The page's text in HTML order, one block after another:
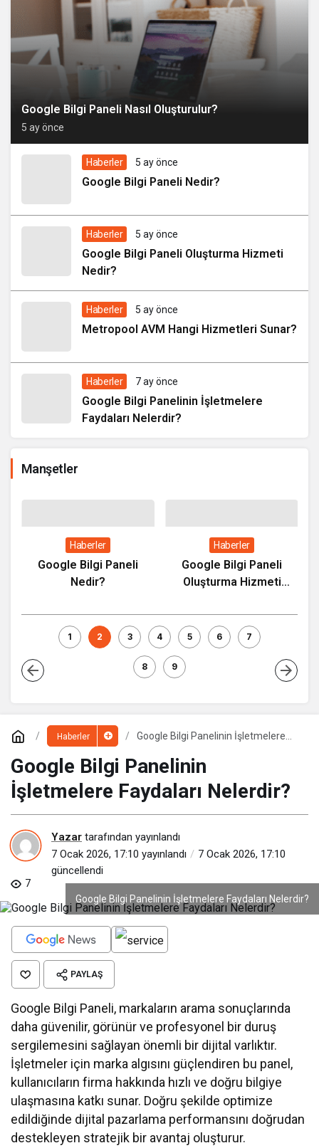
Google Bilgi Paneli Nasıl Oluşturulur?
5 ay önce
Haberler 5 ay önce
Google Bilgi Paneli Nedir?
Haberler 5 ay önce
Google Bilgi Paneli Oluşturma Hizmeti
Nedir?
Haberler 5 ay önce
Metropool AVM Hangi Hizmetleri Sunar?
Haberler 7 ay önce
Google Bilgi Panelinin İşletmelere
Faydaları Nelerdir?
Manşetler
Haberler
Google Bilgi Paneli
Nedir?
Haberler
Google Bilgi Paneli
Oluşturma Hizmeti
1 2 3 4 5 6 7
8 9
Haberler
Google Bilgi Panelinin İşletmelere
Google Bilgi Panelinin
İşletmelere Faydaları Nelerdir?
Yazar tarafından yayınlandı
7 Ocak 2026, 17:10 yayınlandı
7 Ocak 2026, 17:10
güncellendi
7
Google Bilgi Panelinin İşletmelere Faydaları Nelerdir?
PAYLAŞ
Google Bilgi Paneli, markaların arama sonuçlarında
daha güvenilir, görünür ve profesyonel bir duruş
sergilemesini sağlayan önemli bir dijital varlıktır.
İşletmeler için marka algısını güçlendiren bu panel,
kullanıcıların firma hakkında hızlı ve doğru bilgiye
ulaşmasına katkı sunar. Doğru şekilde optimize
edildiğinde dijital pazarlama performansını doğrudan
destekleyen stratejik bir avantaj oluşturur.